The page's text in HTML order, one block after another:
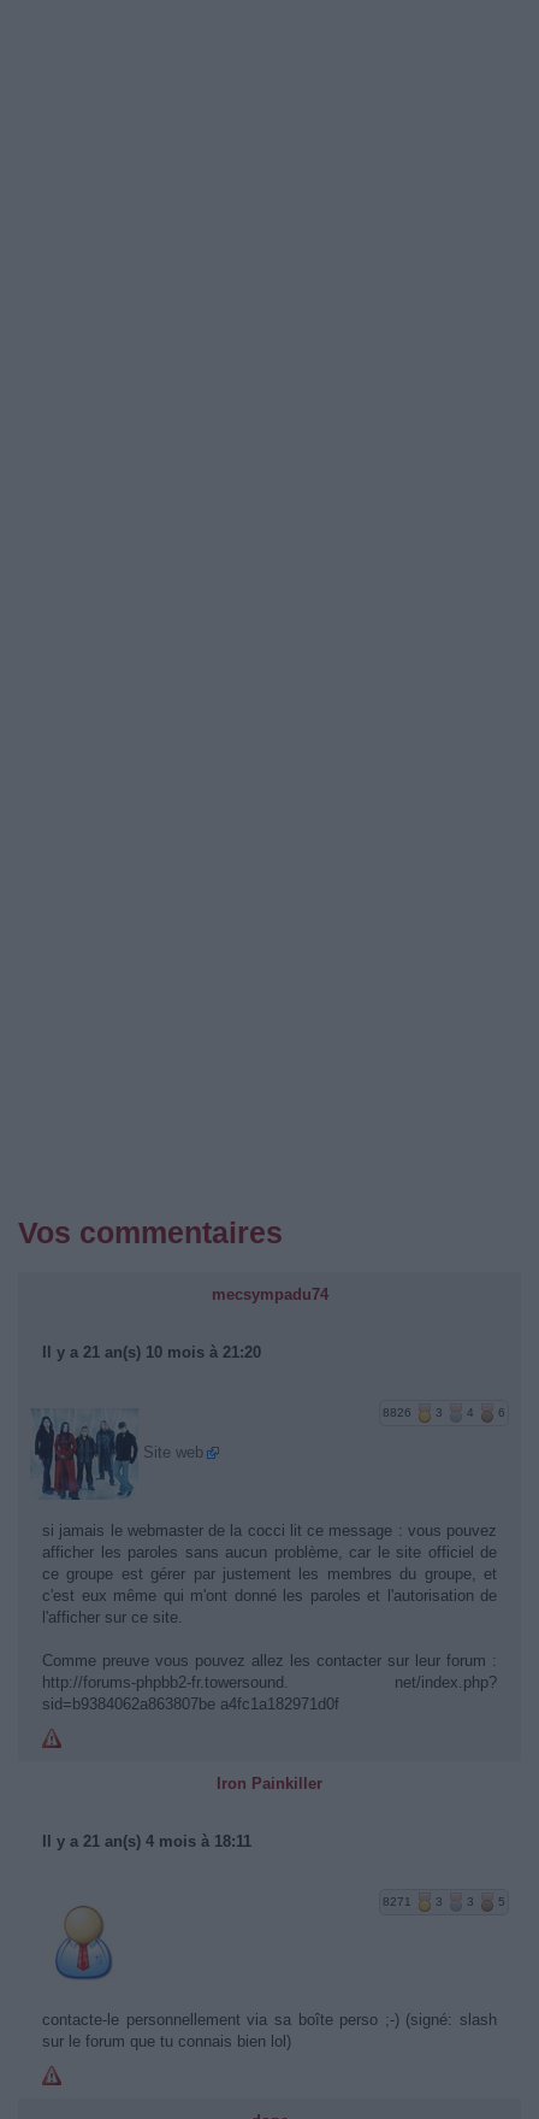
Vos commentaires
mecsympadu74
Il y a 21 an(s) 10 mois à 21:20
8826 3 4 6
Site web
si jamais le webmaster de la cocci lit ce message : vous pouvez
afficher les paroles sans aucun problème, car le site officiel de
ce groupe est gérer par justement les membres du groupe, et
c'est eux même qui m'ont donné les paroles et l'autorisation de
l'afficher sur ce site.
Comme preuve vous pouvez allez les contacter sur leur forum :
http://forums-phpbb2-fr.towersound. net/index.php?
sid=b9384062a863807be a4fc1a182971d0f
Iron Painkiller
Il y a 21 an(s) 4 mois à 18:11
8271 3 3 5
contacte-le personnellement via sa boîte perso ;-) (signé: slash
sur le forum que tu connais bien lol)